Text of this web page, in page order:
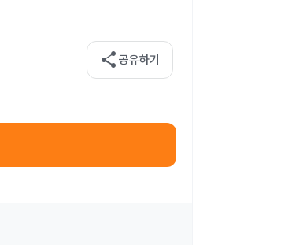
share 공유하기